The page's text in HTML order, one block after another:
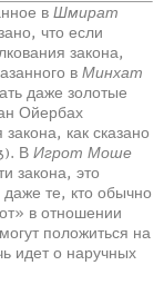
в Шмират
что если
закона,
в Минхат
даже золотые
Ойербах
как сказано
ВИгрот Моше
закона, это
даже те, кто обычно
в отношении
положиться на
идет о наручных